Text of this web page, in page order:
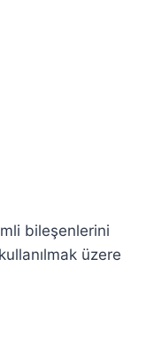
bileşenlerini
üzere